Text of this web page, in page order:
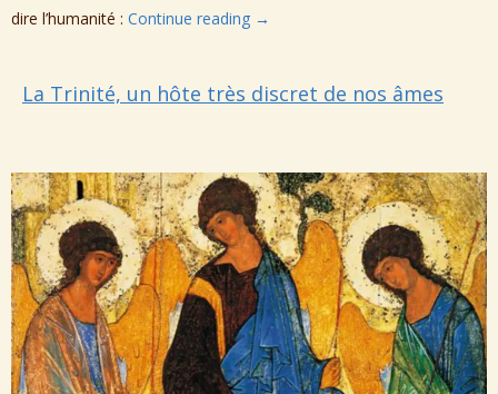
dire l’humanité : Continue reading →
La Trinité, un hôte très discret de nos âmes